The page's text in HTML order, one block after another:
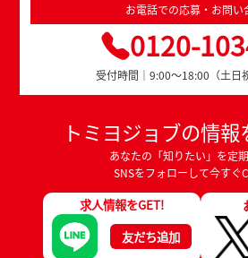
お電話での応募・お問い
0120-
受付時間｜9:00～18:00（土日
トミヨジョブの情報
あなたの「知りたい」を定
SNSをフォローして今すぐ
求人情報をGET!
友だち追加